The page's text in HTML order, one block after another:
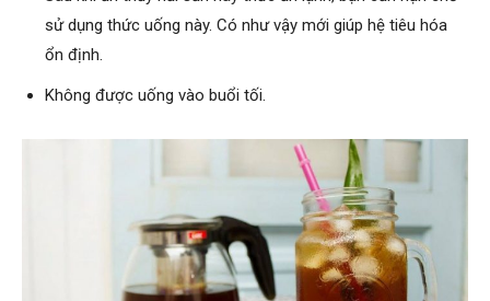
sử dụng thức uống này. Có như vậy mới giúp hệ tiêu hóa
ổn định.
Không được uống vào buổi tối.